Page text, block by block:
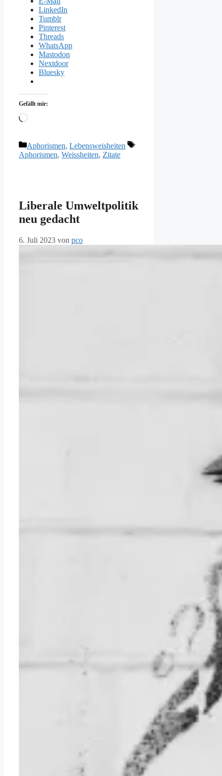
LinkedIn
Tumblr
Pinterest
Threads
WhatsApp
Mastodon
Nextdoor
Bluesky
Gefällt mir:
Wird
Kategorien
Aphorismen, Lebensweisheiten
Schlagwörter
Aphorismen, Weissheiten, Zitate
Liberale Umweltpolitik
neu gedacht
6. Juli 2023 von pco